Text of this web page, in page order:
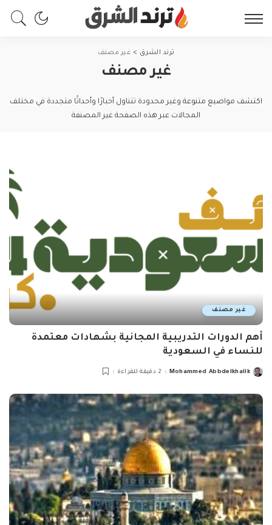
ترند الشرق > غير مصنف
غير مصنف
اكتشف مواضيع متنوعة وغير محدودة تتناول أخبارًا وأحداثًا متجددة في مختلف
المجالات عبر هذه الصفحة غير المصنفة
غير مصنف
أهم الدورات التدريبية المجانية بشهادات معتمدة
للنساء في السعودية
Posted
Mohammed Abbdelkhalik 2 دقيقة للقراءة